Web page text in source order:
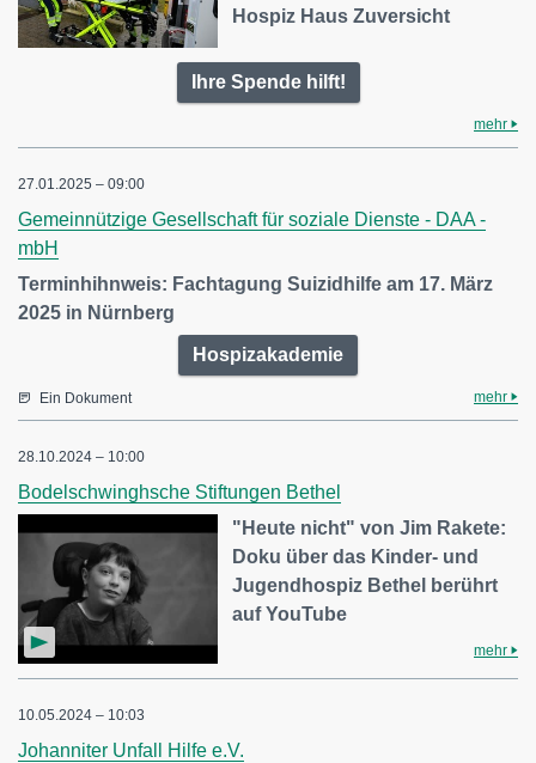
Hospiz Haus Zuversicht
Ihre Spende hilft!
mehr
27.01.2025 – 09:00
Gemeinnützige Gesellschaft für soziale Dienste - DAA -
mbH
Terminhihnweis: Fachtagung Suizidhilfe am 17. März
2025 in Nürnberg
Hospizakademie
Ein Dokument mehr
28.10.2024 – 10:00
Bodelschwinghsche Stiftungen Bethel
"Heute nicht" von Jim Rakete:
Doku über das Kinder- und
Jugendhospiz Bethel berührt
auf YouTube
mehr
10.05.2024 – 10:03
Johanniter Unfall Hilfe e.V.